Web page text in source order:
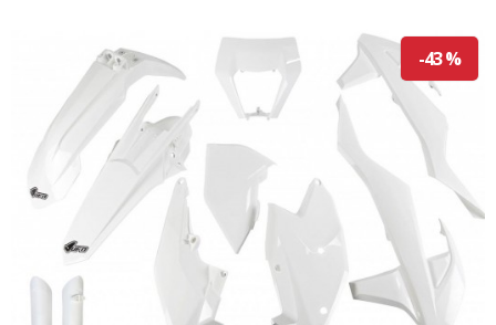
-43 %